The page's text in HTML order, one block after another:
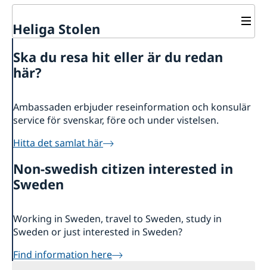
Heliga Stolen
Om oss
Dataskyddspolicy (GDPR)
Nyheter
Ska du resa hit eller är du redan
här?
Ambassaden erbjuder reseinformation och konsulär
service för svenskar, före och under vistelsen.
Hitta det samlat här
Non-swedish citizen interested in
Sweden
Working in Sweden, travel to Sweden, study in
Sweden or just interested in Sweden?
Find information here